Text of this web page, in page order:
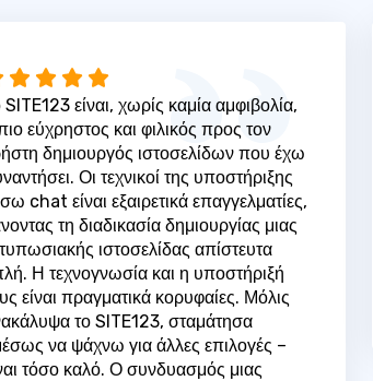
SITE123 είναι, χωρίς καμία αμφιβολία,
εύχρηστος και φιλικός προς τον
δημιουργός ιστοσελίδων που έχω
Οι τεχνικοί της υποστήριξης
chat είναι εξαιρετικά επαγγελματίες,
τη διαδικασία δημιουργίας μιας
ιστοσελίδας απίστευτα
Η τεχνογνωσία και η υποστήριξή
είναι πραγματικά κορυφαίες. Μόλις
το SITE123, σταμάτησα
να ψάχνω για άλλες επιλογές –
τόσο καλό. Ο συνδυασμός μιας